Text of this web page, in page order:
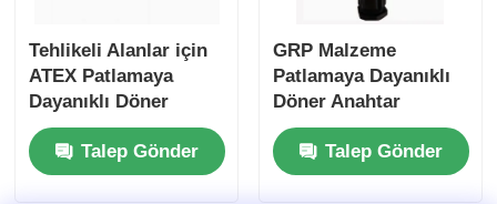
Tehlikeli Alanlar için
ATEX Patlamaya
Dayanıklı Döner
Anahtar
Talep Gönder
GRP Malzeme
Patlamaya Dayanıklı
Döner Anahtar
Korozyon Önleyici
IP65
Talep Gönder